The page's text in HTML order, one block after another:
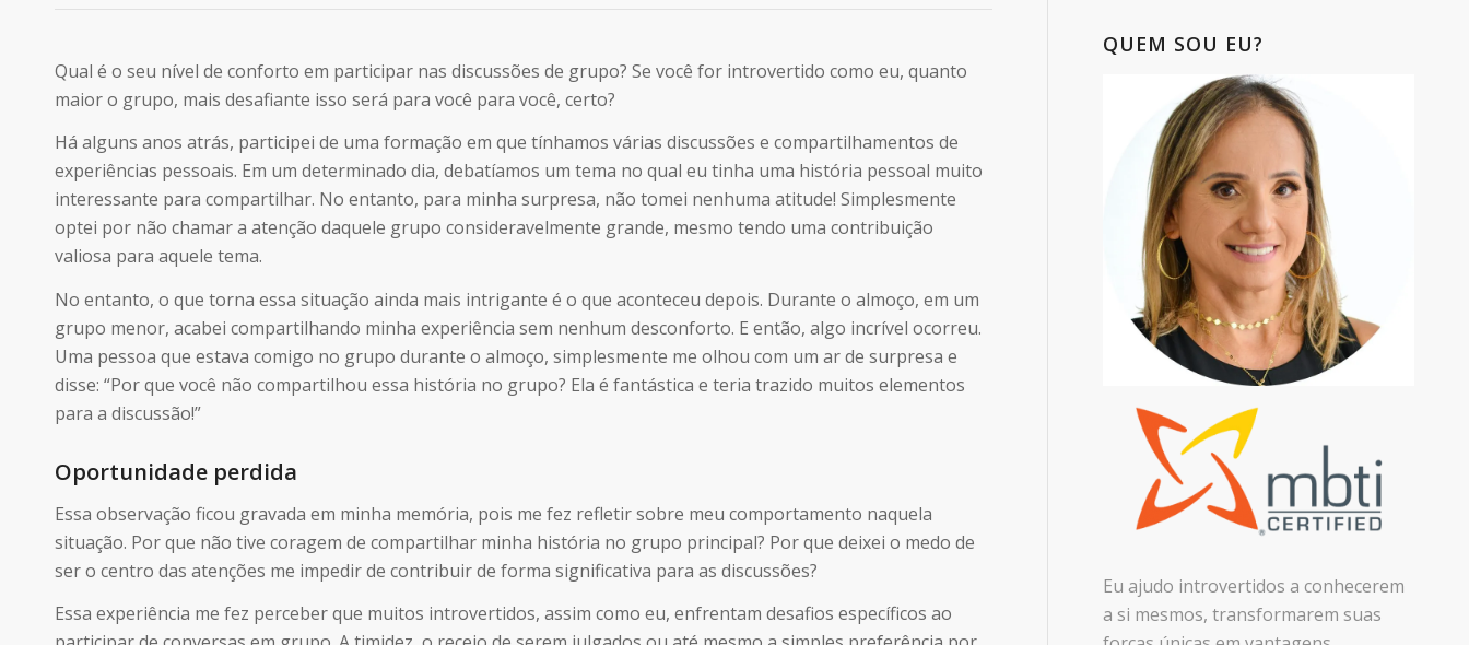
Qual é o seu nível de conforto em participar nas discussões de grupo? Se você for introvertido como eu, quanto
maior o grupo, mais desafiante isso será para você para você, certo?
Há alguns anos atrás, participei de uma formação em que tínhamos várias discussões e compartilhamentos de
experiências pessoais. Em um determinado dia, debatíamos um tema no qual eu tinha uma história pessoal muito
interessante para compartilhar. No entanto, para minha surpresa, não tomei nenhuma atitude! Simplesmente
optei por não chamar a atenção daquele grupo consideravelmente grande, mesmo tendo uma contribuição
valiosa para aquele tema.
No entanto, o que torna essa situação ainda mais intrigante é o que aconteceu depois. Durante o almoço, em um
grupo menor, acabei compartilhando minha experiência sem nenhum desconforto. E então, algo incrível ocorreu.
Uma pessoa que estava comigo no grupo durante o almoço, simplesmente me olhou com um ar de surpresa e
disse: “Por que você não compartilhou essa história no grupo? Ela é fantástica e teria trazido muitos elementos
para a discussão!”
Oportunidade perdida
Essa observação ficou gravada em minha memória, pois me fez refletir sobre meu comportamento naquela
situação. Por que não tive coragem de compartilhar minha história no grupo principal? Por que deixei o medo de
ser o centro das atenções me impedir de contribuir de forma significativa para as discussões?
Essa experiência me fez perceber que muitos introvertidos, assim como eu, enfrentam desafios específicos ao
QUEM SOU EU?
Eu ajudo introvertidos a conhecerem
a si mesmos, transformarem suas